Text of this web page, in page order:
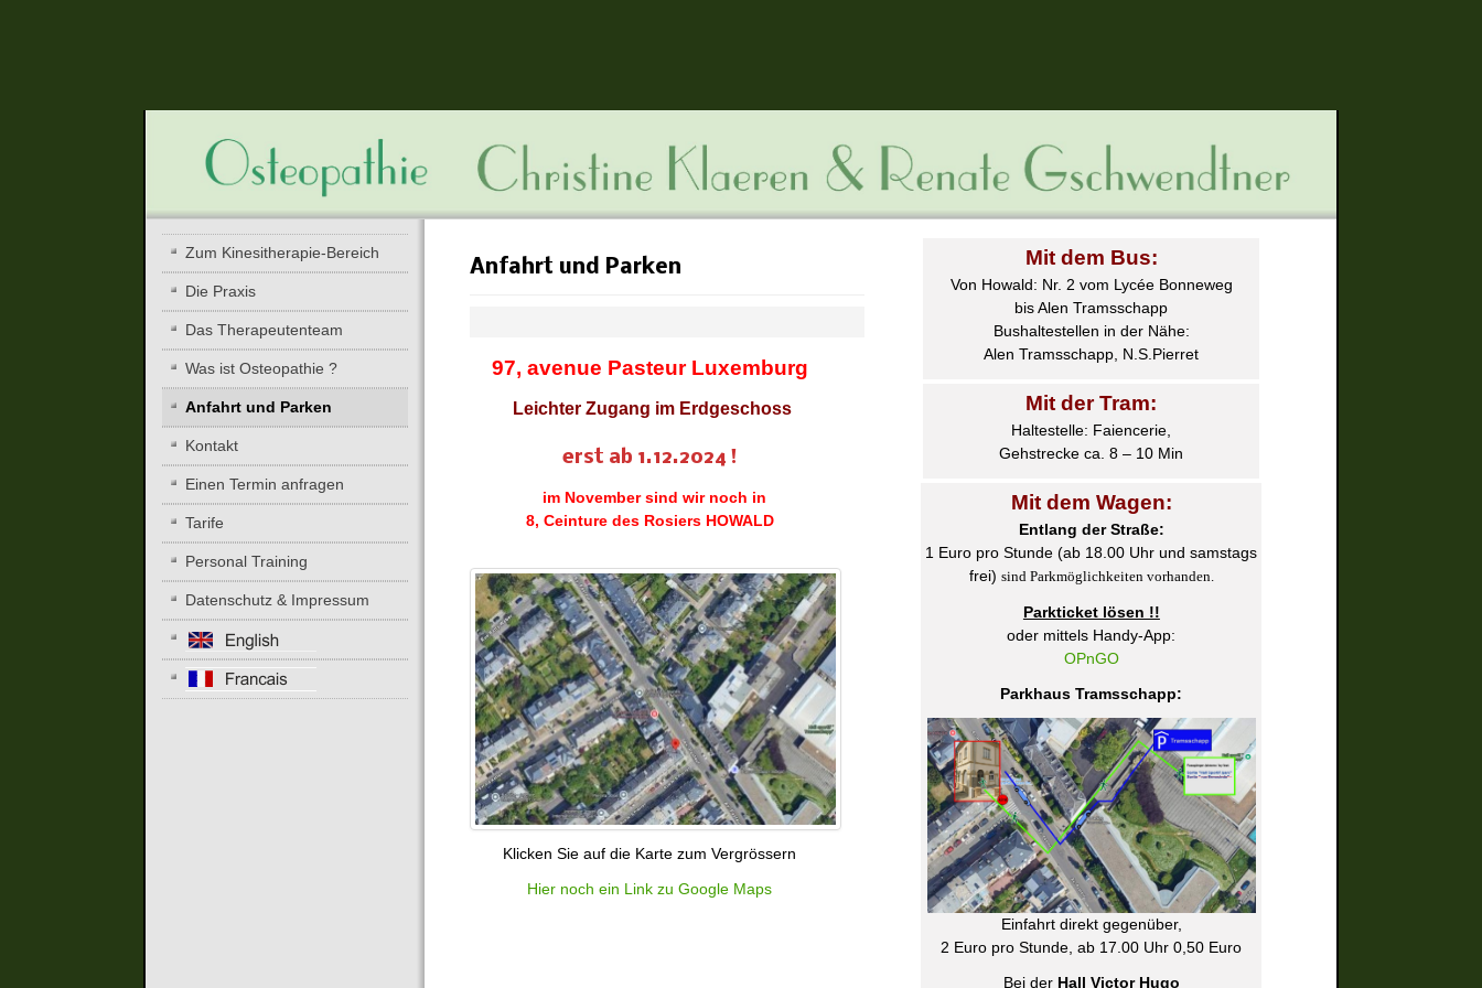
Anfahrt und Parken
97, avenue Pasteur Luxemburg
Leichter Zugang im Erdgeschoss
erst ab 1.12.2024 !
im November sind wir noch in
8, Ceinture des Rosiers HOWALD
Klicken Sie auf die Karte zum Vergrössern
Hier noch ein Link zu Google Maps
Mit dem Bus:
Von Howald: Nr. 2 vom Lycée Bonneweg
bis Alen Tramsschapp
Bushaltestellen in der Nähe:
Alen Tramsschapp, N.S.Pierret
Mit der Tram:
Haltestelle: Faiencerie,
Gehstrecke ca. 8 – 10 Min
Mit dem Wagen:
Entlang der Straße:
1 Euro pro Stunde (ab 18.00 Uhr und samstags
frei) sind Parkmöglichkeiten vorhanden.
Parkticket lösen !!
oder mittels Handy-App:
OPnGO
Parkhaus Tramsschapp:
Einfahrt direkt gegenüber,
2 Euro pro Stunde, ab 17.00 Uhr 0,50 Euro
Bei der Hall Victor Hugo
Zum Kinesitherapie-Bereich
Die Praxis
Das Therapeutenteam
Was ist Osteopathie ?
Anfahrt und Parken
Kontakt
Einen Termin anfragen
Tarife
Personal Training
Datenschutz & Impressum